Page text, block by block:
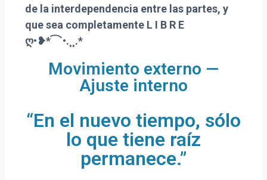
de la interdependencia entre las partes, y
que sea completamente L I B R E
ღ•❥*⁀`•.¸¸.*
Movimiento externo —
Ajuste interno
“En el nuevo tiempo, sólo
lo que tiene raíz
permanece.”